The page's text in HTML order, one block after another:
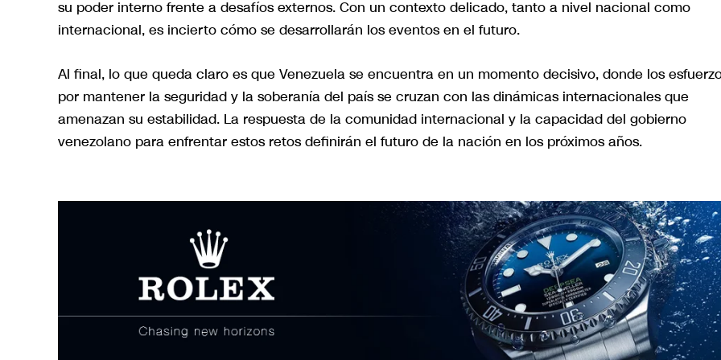
su poder interno frente a desafíos externos. Con un contexto delicado, tanto a nivel nacional como
internacional, es incierto cómo se desarrollarán los eventos en el futuro.
Al final, lo que queda claro es que Venezuela se encuentra en un momento decisivo, donde los
por mantener la seguridad y la soberanía del país se cruzan con las dinámicas internacionales que
amenazan su estabilidad. La respuesta de la comunidad internacional y la capacidad del gobierno
venezolano para enfrentar estos retos definirán el futuro de la nación en los próximos años.